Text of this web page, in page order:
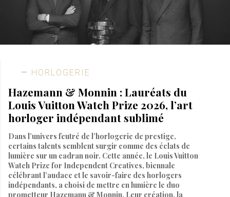
HORLOGERIE
Hazemann & Monnin : Lauréats du
Louis Vuitton Watch Prize 2026, l’art
horloger indépendant sublimé
Dans l’univers feutré de l’horlogerie de prestige,
certains talents semblent surgir comme des éclats de
lumière sur un cadran noir. Cette année, le Louis Vuitton
Watch Prize for Independent Creatives, biennale
célébrant l’audace et le savoir-faire des horlogers
indépendants, a choisi de mettre en lumière le duo
prometteur Hazemann & Monnin. Leur création, la